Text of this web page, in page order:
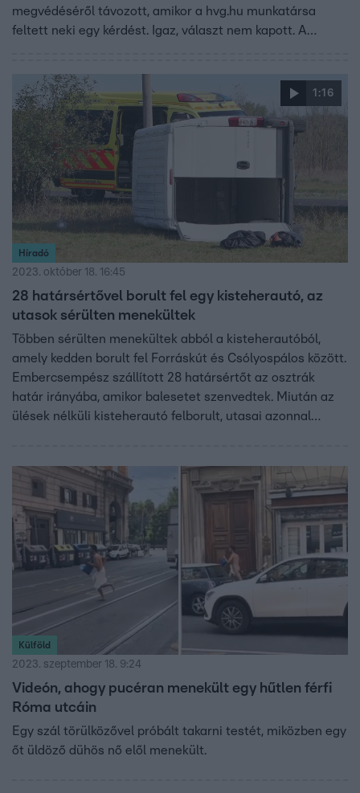
megvédéséről távozott, amikor a hvg.hu munkatársa
feltett neki egy kérdést. Igaz, választ nem kapott. A
1:16
Híradó
2023. október 18. 16:45
28 határsértővel borult fel egy kisteherautó, az
utasok sérülten menekültek
Többen sérülten menekültek abból a kisteherautóból,
amely kedden borult fel Forráskút és Csólyospálos között.
Embercsempész szállított 28 határsértőt az osztrák
határ irányába, amikor balesetet szenvedtek. Miután az
ülések nélküli kisteherautó felborult, utasai azonnal
A határsértőket elfogták a rendőrök, az embercsempészt
azonban még keresik.
Külföld
2023. szeptember 18. 9:24
Videón, ahogy pucéran menekült egy hűtlen férfi
Róma utcáin
Egy szál törülközővel próbált takarni testét, miközben egy
őt üldöző dühös nő elől menekült.